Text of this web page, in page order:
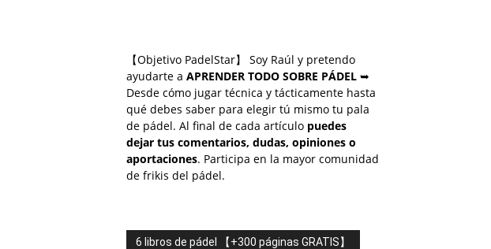
【Objetivo PadelStar】 Soy Raúl y pretendo
ayudarte a APRENDER TODO SOBRE PÁDEL ➥
Desde cómo jugar técnica y tácticamente hasta
qué debes saber para elegir tú mismo tu pala
de pádel. Al final de cada artículo puedes
dejar tus comentarios, dudas, opiniones o
aportaciones. Participa en la mayor comunidad
de frikis del pádel.
6 libros de pádel 【+300 páginas GRATIS】